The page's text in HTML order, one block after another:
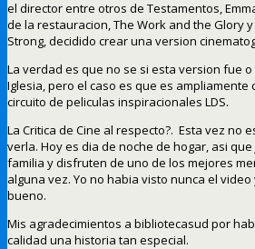
el director entre otros de Testamentos,
de la restauracion, The Work and the Glory
Strong, decidido crear una version
La verdad es que no se si esta version fue
Iglesia, pero el caso es que es ampliamente
circuito de peliculas inspiracionales LDS.
La Critica de Cine al respecto?. Esta vez no
verla. Hoy es dia de noche de hogar, asi
familia y disfruten de uno de los mejores
alguna vez. Yo no habia visto nunca el
bueno.
Mis agradecimientos a bibliotecasud por
calidad una historia tan especial.